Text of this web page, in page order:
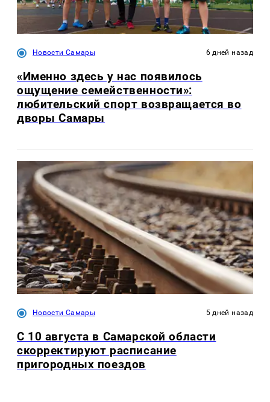
Новости Самары 6 дней назад
«Именно здесь у нас появилось
ощущение семейственности»:
любительский спорт возвращается во
дворы Самары
Новости Самары 5 дней назад
С 10 августа в Самарской области
скорректируют расписание
пригородных поездов